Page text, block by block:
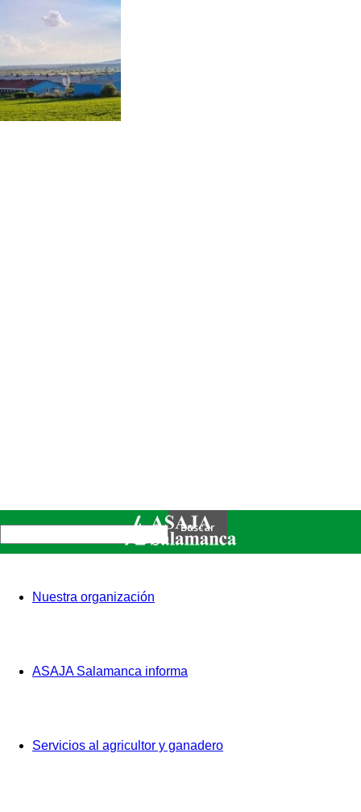
Nuestra organización
ASAJA Salamanca informa
Servicios al agricultor y ganadero